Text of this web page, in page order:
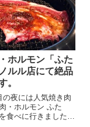
ホルモン「ふた
ルル店にて絶品
。
の夜には人気焼き肉
・ホルモン ふた
食べに行きました。